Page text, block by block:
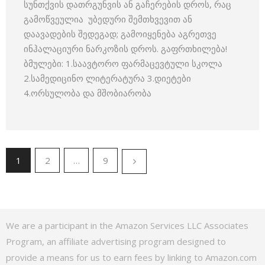
სუნთქვის დათრგუნვის ან გაჩერების დროს, რაც
გამოწვეულია უბედური შემთხვევით ან
დაავადების შედეგად; გამოიყენება აგრეთვე
ინჰალაციური ნარკოზის დროს. გაფრთხილება!
ბმულები: 1.საავტორო ფარმაცევტული სკოლა
2.სამედიცინო ლიტერატურა 3.დიეტები
4.ორსულობა და მშობიარობა
1 2 … 9
We are a participant in the Amazon Services LLC Associates
Program, an affiliate advertising program designed to
provide a means for us to earn fees by linking to Amazon.com